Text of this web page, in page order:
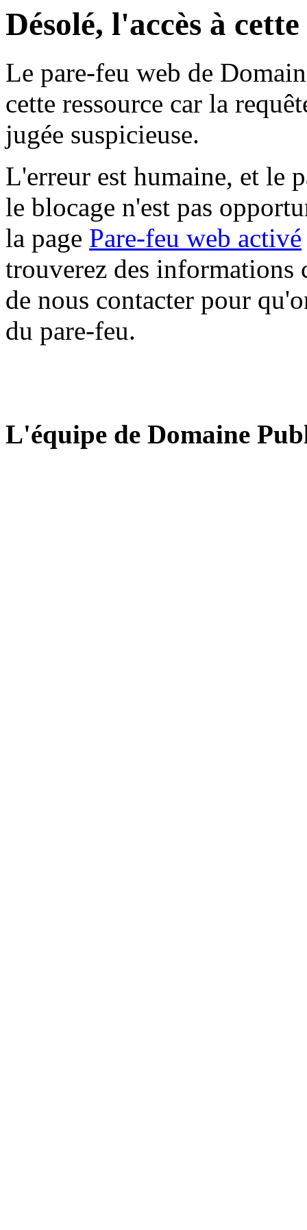
Désolé, l'accès à
Le pare-feu web de
cette ressource car la
jugée suspicieuse.
L'erreur est humaine, et le
le blocage n'est pas
la page Pare-feu web activé
trouverez des informations
de nous contacter pour
du pare-feu.
L'équipe de Domaine